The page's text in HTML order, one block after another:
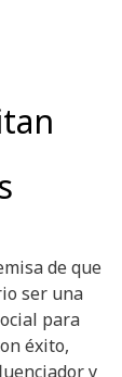
de que
ser una
para
éxito,
y